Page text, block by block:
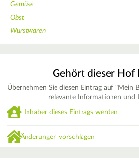
Gemüse
Obst
Wurstwaren
Gehört dieser Hof
Übernehmen Sie diesen Eintrag auf "Mein
relevante Informationen und
Inhaber dieses Eintrags werden
Änderungen vorschlagen